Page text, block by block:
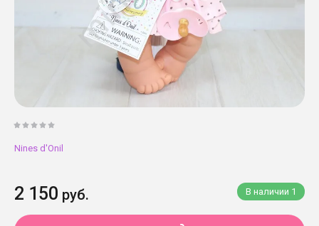
Nines d'Onil
В наличии 1
2 150 руб.